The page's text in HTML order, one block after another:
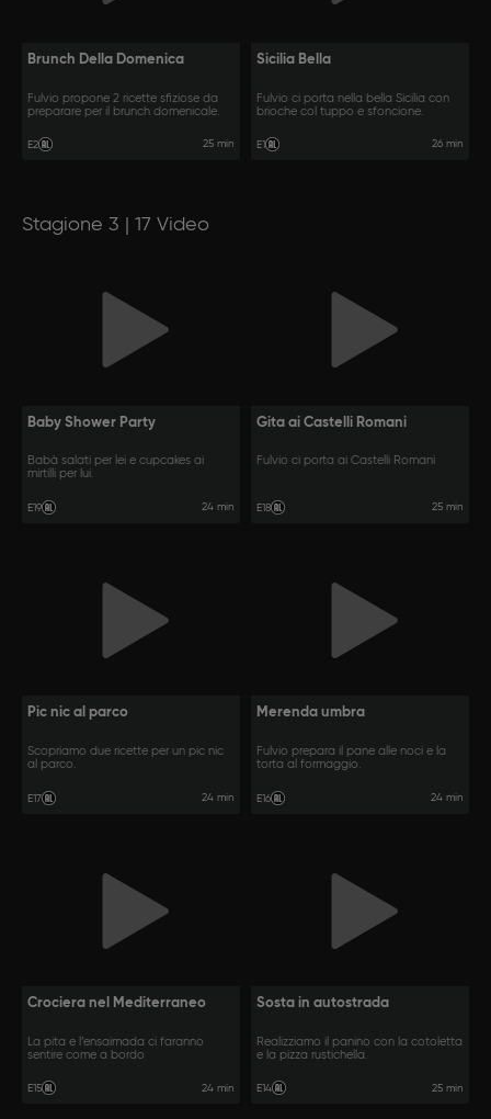
Brunch Della Domenica
Fulvio propone 2 ricette sfiziose da
preparare per il brunch domenicale.
E2 25 min
Sicilia Bella
Fulvio ci porta nella bella Sicilia con
brioche col tuppo e sfoncione.
E1 26 min
Stagione 3 | 17 Video
Baby Shower Party
Babà salati per lei e cupcakes ai
mirtilli per lui.
E19 24 min
Gita ai Castelli Romani
Fulvio ci porta ai Castelli Romani
E18 25 min
Pic nic al parco
Scopriamo due ricette per un pic nic
al parco.
E17 24 min
Merenda umbra
Fulvio prepara il pane alle noci e la
torta al formaggio.
E16 24 min
Crociera nel Mediterraneo
La pita e l’ensaimada ci faranno
sentire come a bordo
E15 24 min
Sosta in autostrada
Realizziamo il panino con la cotoletta
e la pizza rustichella.
E14 25 min